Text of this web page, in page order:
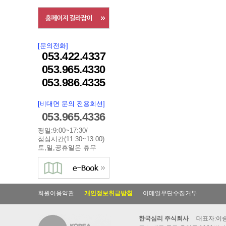
[문의전화]
053.422.4337
053.965.4330
053.986.4335
[비대면 문의 전용회선]
053.965.4336
평일:9:00~17:30/
점심시간(11:30~13:00)
토,일,공휴일은 휴무
회원이용약관 개인정보취급방침 이메일무단수집거부
한국심리 주식회사 대표자:이